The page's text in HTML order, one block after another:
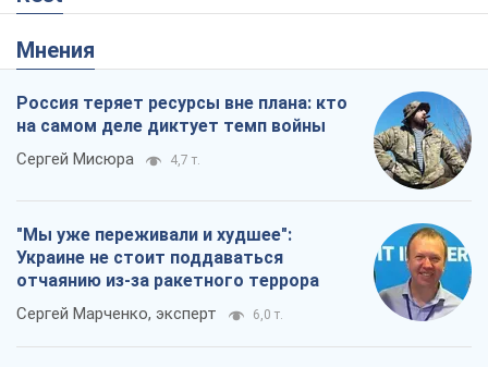
Мнения
Россия теряет ресурсы вне плана: кто
на самом деле диктует темп войны
Сергей Мисюра 4,7 т.
"Мы уже переживали и худшее":
Украине не стоит поддаваться
отчаянию из-за ракетного террора
Сергей Марченко, эксперт 6,0 т.